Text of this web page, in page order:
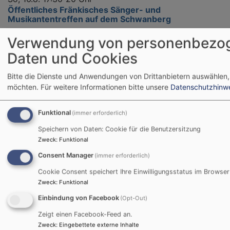
Öffentliches Fränkisches Sänger- und
Musikantentreffen auf dem Schwanberg
Rödelsee St. Michaelskirche, Schwanberg
Verwendung von
Daten und Cookies
Bitte die Dienste und Anwendungen von Drittanbietern
möchten. Für weitere Informationen bitte unsere
Funktional (immer erforderlich)
Speichern von Daten: Cookie für die Benutzersitzung
Zweck: Funktional
Consent Manager (immer erforderlich)
Cookie Consent speichert Ihre Einwilligungsstatus im Browser
Zweck: Funktional
Einbindung von Facebook (Opt-Out)
Zeigt einen Facebook-Feed an.
Zweck: Eingebettete externe Inhalte